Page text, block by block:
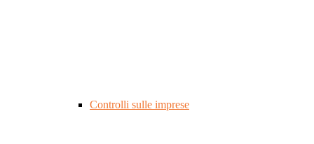
Controlli sulle imprese